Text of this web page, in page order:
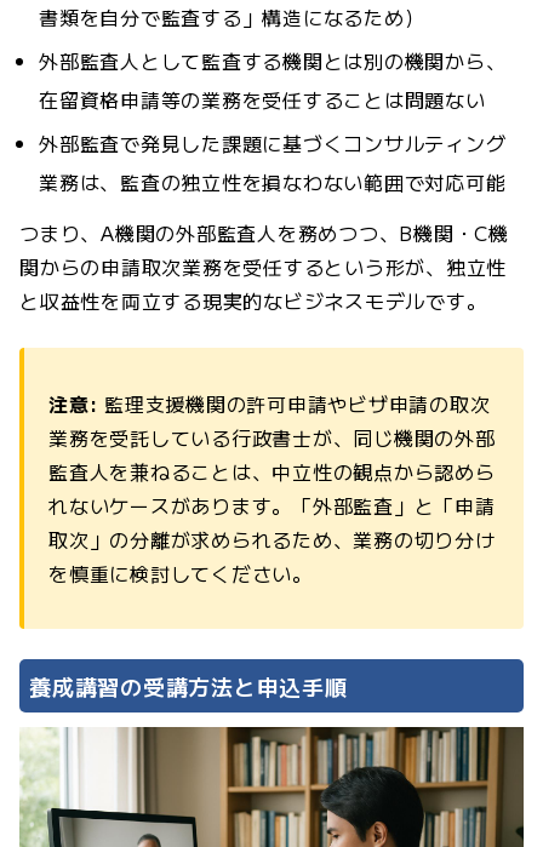
書類を自分で監査する」構造になるため）
外部監査人として監査する機関とは別の機関から、
在留資格申請等の業務を受任することは問題ない
外部監査で発見した課題に基づくコンサルティング
業務は、監査の独立性を損なわない範囲で対応可能
つまり、A機関の外部監査人を務めつつ、B機関・C機
関からの申請取次業務を受任するという形が、独立性
と収益性を両立する現実的なビジネスモデルです。
注意: 監理支援機関の許可申請やビザ申請の取次
業務を受託している行政書士が、同じ機関の外部
監査人を兼ねることは、中立性の観点から認めら
れないケースがあります。「外部監査」と「申請
取次」の分離が求められるため、業務の切り分け
を慎重に検討してください。
養成講習の受講方法と申込手順